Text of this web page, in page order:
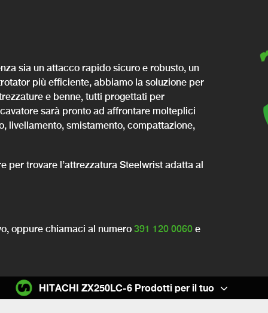
sia un attacco rapido sicuro e robusto, un
più efficiente, abbiamo la soluzione per
e benne, tutti progettati per
sarà pronto ad affrontare molteplici
livellamento, smistamento, compattazione,
per trovare l’attrezzatura Steelwrist adatta al
oppure chiamaci al numero 391 120 0060 e
HITACHI ZX250LC-6 Prodotti per il tuo